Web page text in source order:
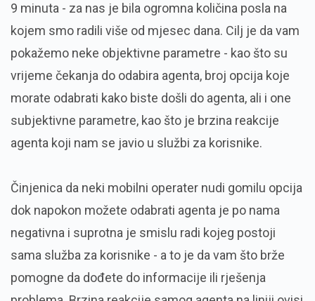
9 minuta - za nas je bila ogromna količina posla na
kojem smo radili više od mjesec dana. Cilj je da vam
pokažemo neke objektivne parametre - kao što su
vrijeme čekanja do odabira agenta, broj opcija koje
morate odabrati kako biste došli do agenta, ali i one
subjektivne parametre, kao što je brzina reakcije
agenta koji nam se javio u službi za korisnike.
Činjenica da neki mobilni operater nudi gomilu opcija
dok napokon možete odabrati agenta je po nama
negativna i suprotna je smislu radi kojeg postoji
sama služba za korisnike - a to je da vam što brže
pomogne da dođete do informacije ili rješenja